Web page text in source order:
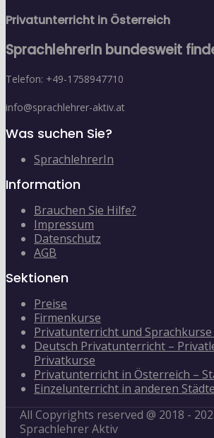
Privatunterricht in Österreich
SprachlehrerIn bundesweit
Telefon: +49-1758947710
info@sprachlehrer-aktiv.at
Was suchen Sie?
SprachlehrerIn
Information
Brauchen Sie Hilfe?
Impressum
Datenschutz
AGB
Sektionen
Preise
Firmenkurse
Privatunterricht und Sprachkurse
Deutsch Privatunterricht –
Privatkurse
Privatunterricht in Österreich –
Einzelunterricht in anderen
All Copyrights reserved @ 2018 -
Sprachlehrer Aktiv